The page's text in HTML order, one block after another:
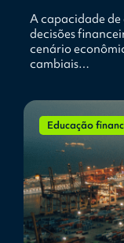
A capacidade de
decisões
cenário
cambiais…
Educação